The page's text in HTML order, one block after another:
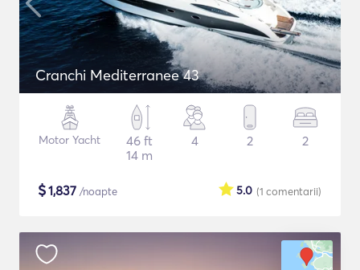
Cranchi Mediterranee 43
Motor Yacht
46 ft
14 m
4 2 2
$1,837 /noapte (1 comentarii)
5.0